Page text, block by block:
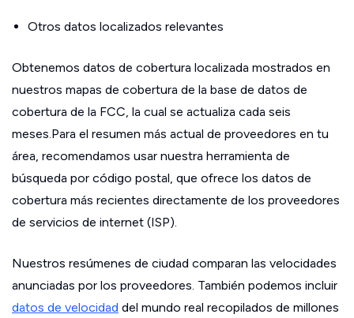
Otros datos localizados relevantes
Obtenemos datos de cobertura localizada mostrados en
nuestros mapas de cobertura de la base de datos de
cobertura de la FCC, la cual se actualiza cada seis
meses.Para el resumen más actual de proveedores en tu
área, recomendamos usar nuestra herramienta de
búsqueda por código postal, que ofrece los datos de
cobertura más recientes directamente de los proveedores
de servicios de internet (ISP).
Nuestros resúmenes de ciudad comparan las velocidades
anunciadas por los proveedores. También podemos incluir
datos de velocidad del mundo real recopilados de millones